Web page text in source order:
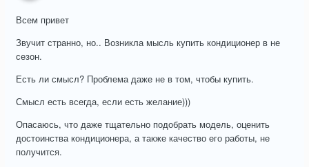
Всем привет
Звучит странно, но.. Возникла мысль купить кондиционер в не
сезон.
Есть ли смысл? Проблема даже не в том, чтобы купить.
Смысл есть всегда, если есть желание)))
Опасаюсь, что даже тщательно подобрать модель, оценить
достоинства кондиционера, а также качество его работы, не
получится.